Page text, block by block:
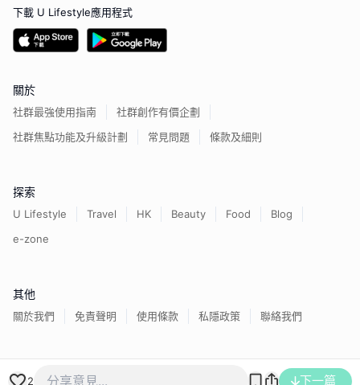
2 下一篇
下載 U Lifestyle應用程式
關於
社群最強使用指南
社群創作有價企劃
社群焦點功能及升級計劃
常見問題 條款及細則
探索
U Lifestyle Travel HK Beauty Food
Blog
e-zone
其他
關於我們 免責聲明 使用條款 私隱政策 聯絡我們
香港經濟日報版權所有©